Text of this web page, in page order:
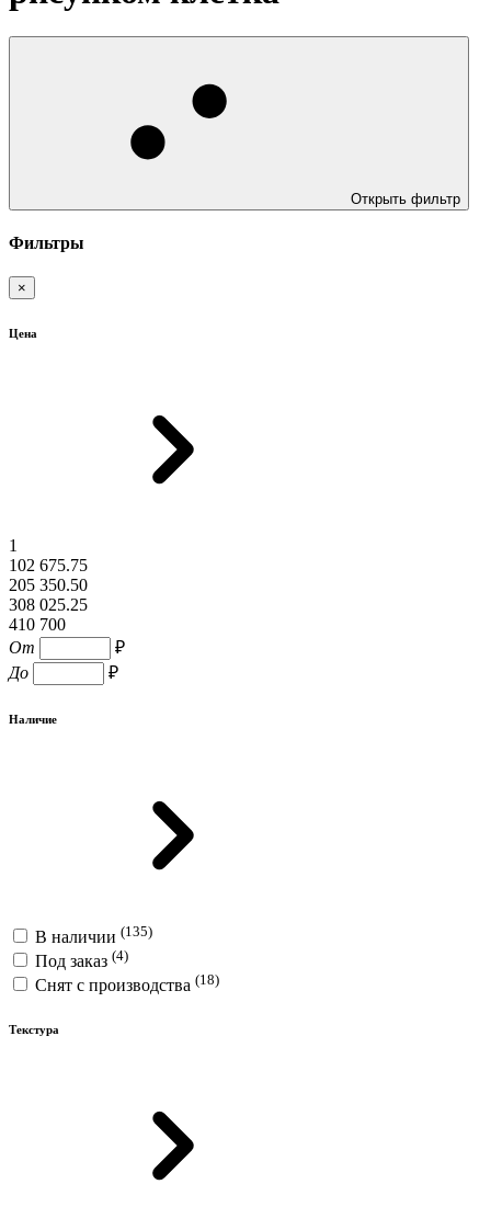
Открыть фильтр
Фильтры
×
Цена
1
102 675.75
205 350.50
308 025.25
410 700
От
₽
До
₽
Наличие
В наличии (135)
Под заказ (4)
Снят с производства (18)
Текстура